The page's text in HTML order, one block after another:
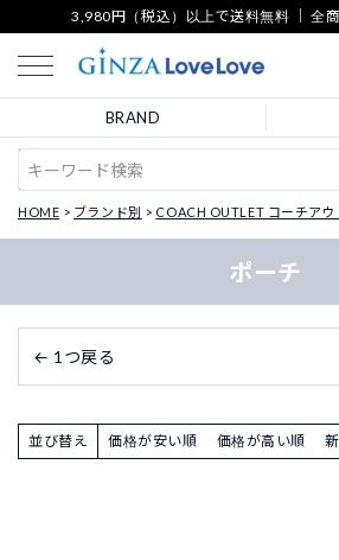
3,980円（税込）以上で送料無料 ｜ 全
BRAND
HOME ブランド別 COACH OUTLET コーチアウ
ポーチ
← 1つ戻る
並び替え 価格が安い順 価格が高い順